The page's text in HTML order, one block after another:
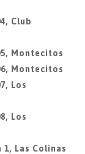
Club
Montecitos
Montecitos
Los
Los
1, Las Colinas